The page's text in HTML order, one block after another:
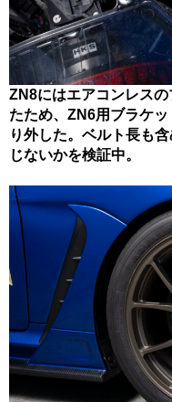
ZN8にはエアコンレス
たため、ZN6用ブラケ
り外した。ベルト長も
じないかを検証中。